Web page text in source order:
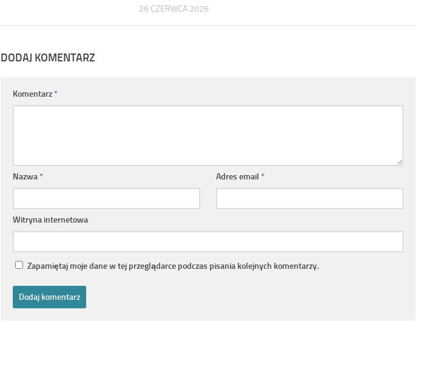
26 CZERWCA 2026
DODAJ KOMENTARZ
Komentarz*
Nazwa* Adres email *
Witryna internetowa
Zapamiętaj moje dane w tej przeglądarce podczas pisania kolejnych komentarzy.